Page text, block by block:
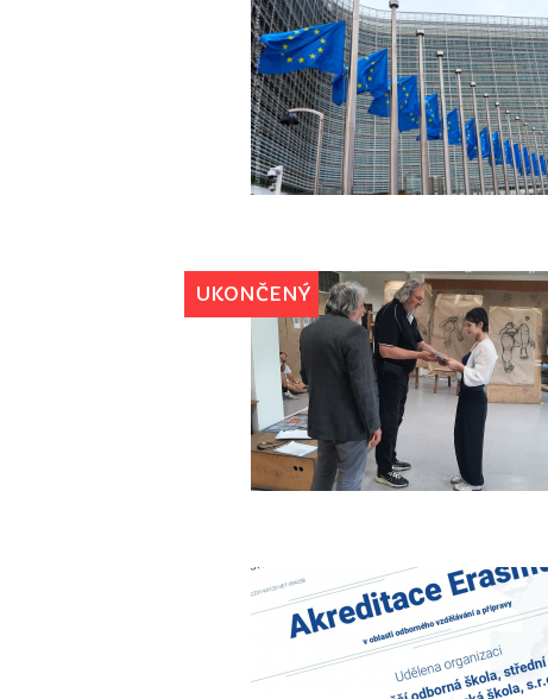
UKONČENÝ